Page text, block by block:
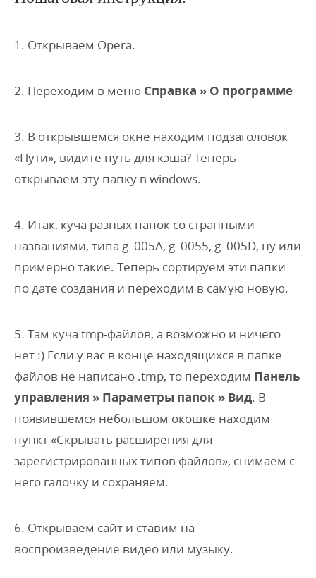
1. Открываем Opera.
2. Переходим в меню Справка » O программе
3. В открывшемся окне находим подзаголовок
«Пути», видите путь для кэша? Теперь
открываем эту папку в windows.
4. Итак, куча разных папок со странными
названиями, типа g_005A, g_0055, g_005D, ну или
примерно такие. Теперь сортируем эти папки
по дате создания и переходим в самую новую.
5. Там куча tmp-файлов, а возможно и ничего
нет :) Если у вас в конце находящихся в папке
файлов не написано .tmp, то переходим Панель
управления » Параметры папок » Вид. В
появившемся небольшом окошке находим
пункт «Скрывать расширения для
зарегистрированных типов файлов», снимаем с
него галочку и сохраняем.
6. Открываем сайт и ставим на
воспроизведение видео или музыку.